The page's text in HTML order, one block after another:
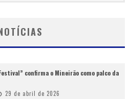
confirma o Mineirão como palco da
29 de abril de 2026